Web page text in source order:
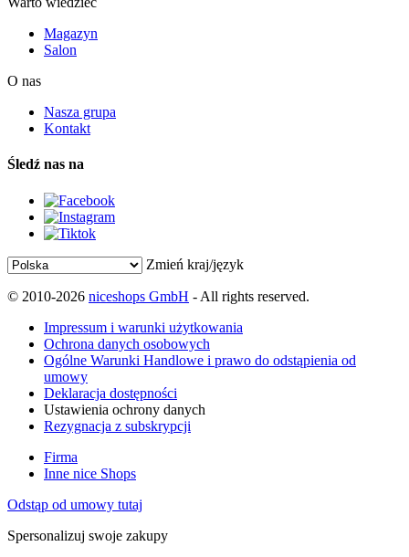
Magazyn
Salon
O nas
Nasza grupa
Kontakt
Śledź nas na
Zmień kraj/język
© 2010-2026 niceshops GmbH - All rights reserved.
Impressum i warunki użytkowania
Ochrona danych osobowych
Ogólne Warunki Handlowe i prawo do odstąpienia od
umowy
Deklaracja dostępności
Ustawienia ochrony danych
Rezygnacja z subskrypcji
Firma
Inne nice Shops
Odstąp od umowy tutaj
Spersonalizuj swoje zakupy